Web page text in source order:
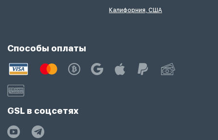
Калифорния, США
Способы оплаты
GSL в соцсетях